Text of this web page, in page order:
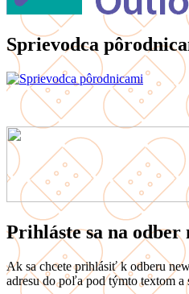
Sprievodca
Prihláste sa na odber
Ak sa chcete prihlásiť k odberu
adresu do poľa pod týmto textom a